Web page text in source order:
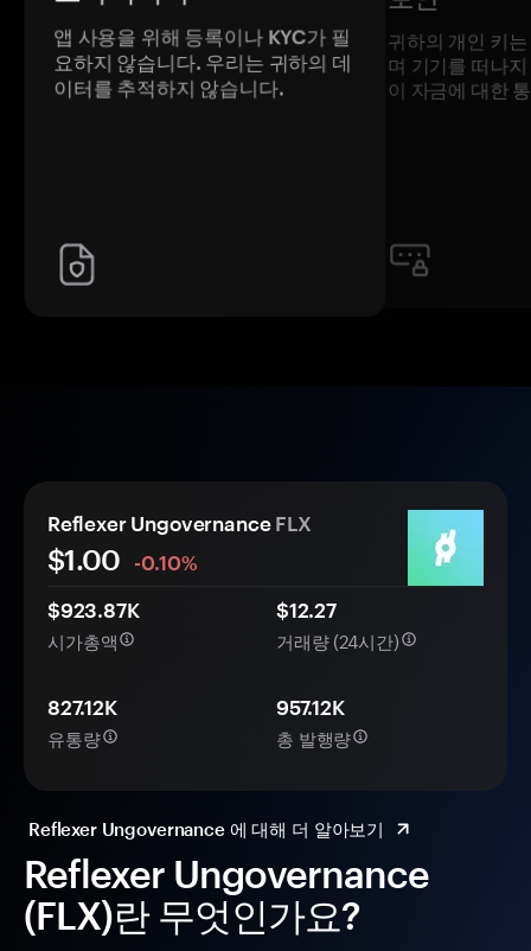
앱 사용을 위해 등록이나 KYC가 필
요하지 않습니다. 우리는 귀하의 데
이터를 추적하지 않습니다.
귀하의 개인 키
며 기기를 떠나
이 자금에 대한
Reflexer Ungovernance
(FLX)란 무엇인가요?
Reflexer Ungovernance FLX
$1.00
-0.10%
$923.87K
시가총액
$12.27
거래량 (24시간)
827.12K
유통량
957.12K
총 발행량
Reflexer Ungovernance 에 대해 더 알아보기